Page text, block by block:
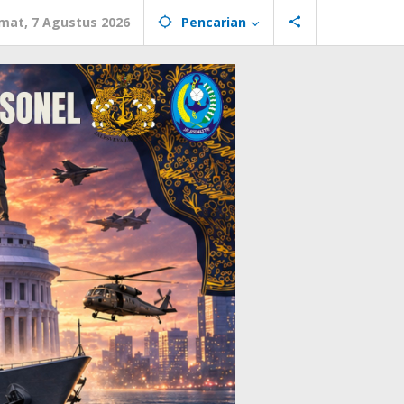
7 Agustus 2026 Pencarian